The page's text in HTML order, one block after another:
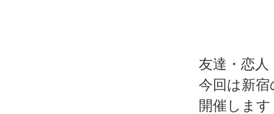
友達・恋
今回は新
開催しま